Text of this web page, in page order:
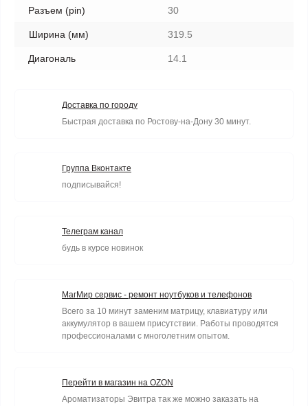
Разъем (pin) 30
Ширина (мм) 319.5
Диагональ 14.1
Доставка по городу
Быстрая доставка по Ростову-на-Дону 30 минут.
Группа Вконтакте
подписывайся!
Телеграм канал
будь в курсе новинок
МагМир сервис - ремонт ноутбуков и телефонов
Всего за 10 минут заменим матрицу, клавиатуру или
аккумулятор в вашем присутствии. Работы проводятся
профессионалами с многолетним опытом.
Перейти в магазин на OZON
Ароматизаторы Эвитра так же можно заказать на